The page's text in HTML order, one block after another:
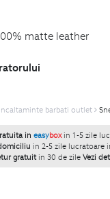
matte leather
Incaltaminte barbati outlet
in easybox in 1-5 zile
in 2-5 zile lucratoare
gratuit in 30 de zile Vezi